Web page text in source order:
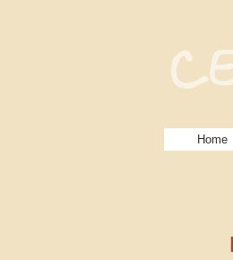
Home